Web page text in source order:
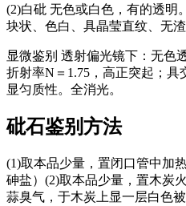
(2)白砒 无色或白色，有的透明
块状、色白、具晶莹直纹、无渣
显微鉴别 透射偏光镜下：无色
折射率N＝1.75，高正突起；具
显匀质性。全消光。
砒石鉴别方法
(1)取本品少量，置闭口管中加
砷盐）(2)取本品少量，置木炭
蒜臭气，于木炭上显一层白色